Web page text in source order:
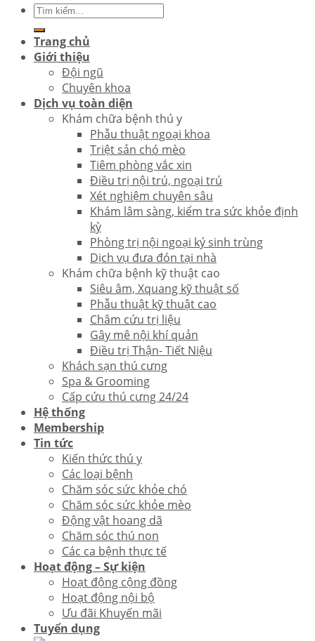
Trang chủ
Giới thiệu
Đội ngũ
Chuyên khoa
Dịch vụ toàn diện
Khám chữa bệnh thú y
Phẫu thuật ngoại khoa
Triệt sản chó mèo
Tiêm phòng vắc xin
Điều trị nội trú, ngoại trú
Xét nghiệm chuyên sâu
Khám lâm sàng, kiểm tra sức khỏe định
kỳ
Phòng trị nội ngoại ký sinh trùng
Dịch vụ đưa đón tại nhà
Khám chữa bệnh kỹ thuật cao
Siêu âm, Xquang kỹ thuật số
Phẫu thuật kỹ thuật cao
Châm cứu trị liệu
Gây mê nội khí quản
Điều trị Thận- Tiết Niệu
Khách sạn thú cưng
Spa & Grooming
Cấp cứu thú cưng 24/24
Hệ thống
Membership
Tin tức
Kiến thức thú y
Các loại bệnh
Chăm sóc sức khỏe chó
Chăm sóc sức khỏe mèo
Động vật hoang dã
Chăm sóc thú non
Các ca bệnh thực tế
Hoạt động – Sự kiện
Hoạt động cộng đồng
Hoạt động nội bộ
Ưu đãi Khuyến mãi
Tuyển dụng